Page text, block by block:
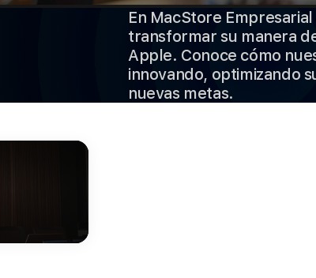
En MacStore
transformar su manera
Apple. Conoce cómo
innovando, optimizando
nuevas metas.